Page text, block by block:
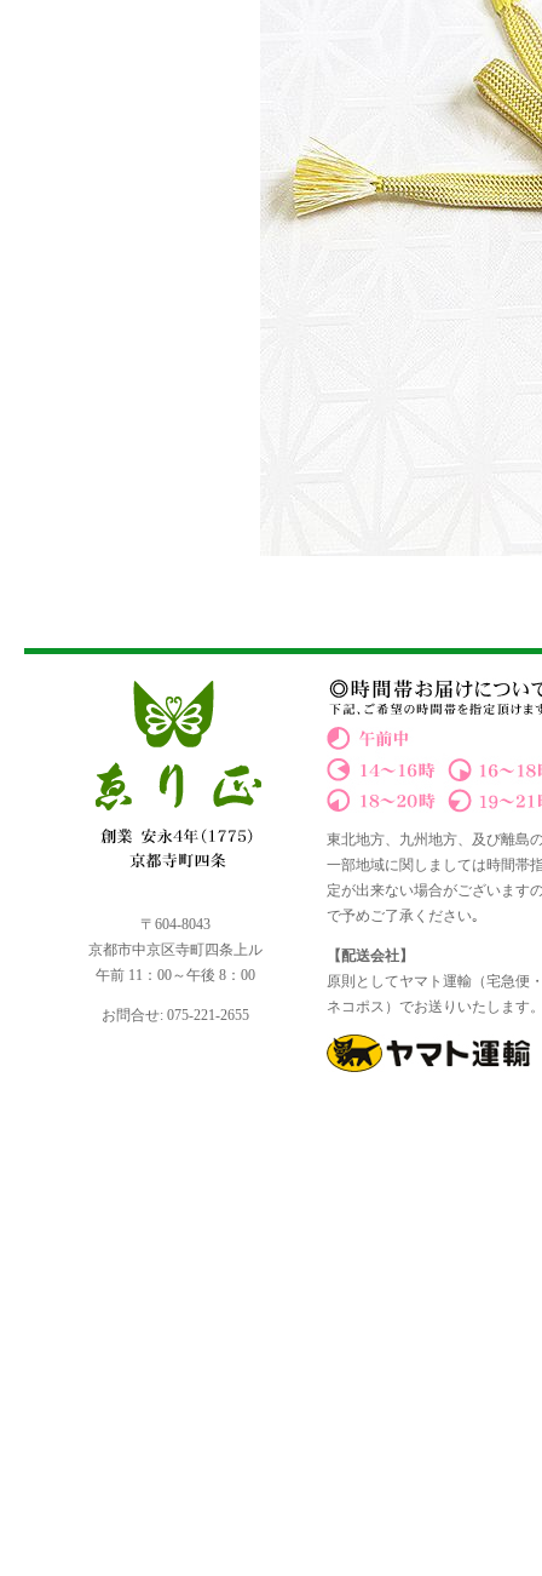
〒604-8043
京都市中京区寺町四条上ル
午前 11：00～午後 8：00
お問合せ: 075-221-2655
東北地方、九州地方、及び離島
一部地域に関しましては時間帯
定が出来ない場合がございます
で予めご了承ください｡
【配送会社】
原則としてヤマト運輸（宅急便
ネコポス）でお送りいたします